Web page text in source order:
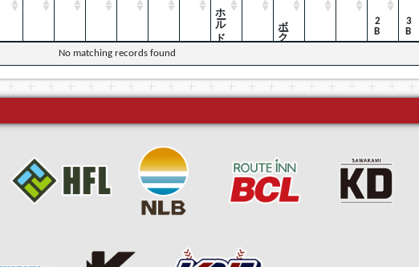
ホールド ボーク 2B 3B
No matching records found